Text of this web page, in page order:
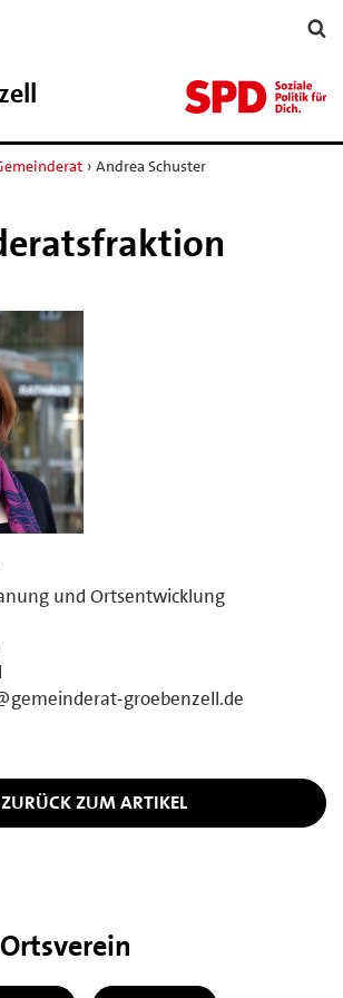
› Andrea Schuster
und Ortsentwicklung
groebenzell.de
ZURÜCK ZUM ARTIKEL